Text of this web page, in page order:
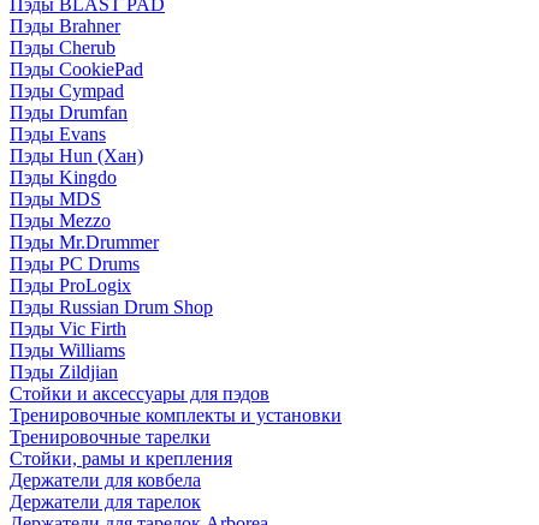
Пэды BLAST PAD
Пэды Brahner
Пэды Cherub
Пэды CookiePad
Пэды Cympad
Пэды Drumfan
Пэды Evans
Пэды Hun (Хан)
Пэды Kingdo
Пэды MDS
Пэды Mezzo
Пэды Mr.Drummer
Пэды PC Drums
Пэды ProLogix
Пэды Russian Drum Shop
Пэды Vic Firth
Пэды Williams
Пэды Zildjian
Стойки и аксессуары для пэдов
Тренировочные комплекты и установки
Тренировочные тарелки
Стойки, рамы и крепления
Держатели для ковбела
Держатели для тарелок